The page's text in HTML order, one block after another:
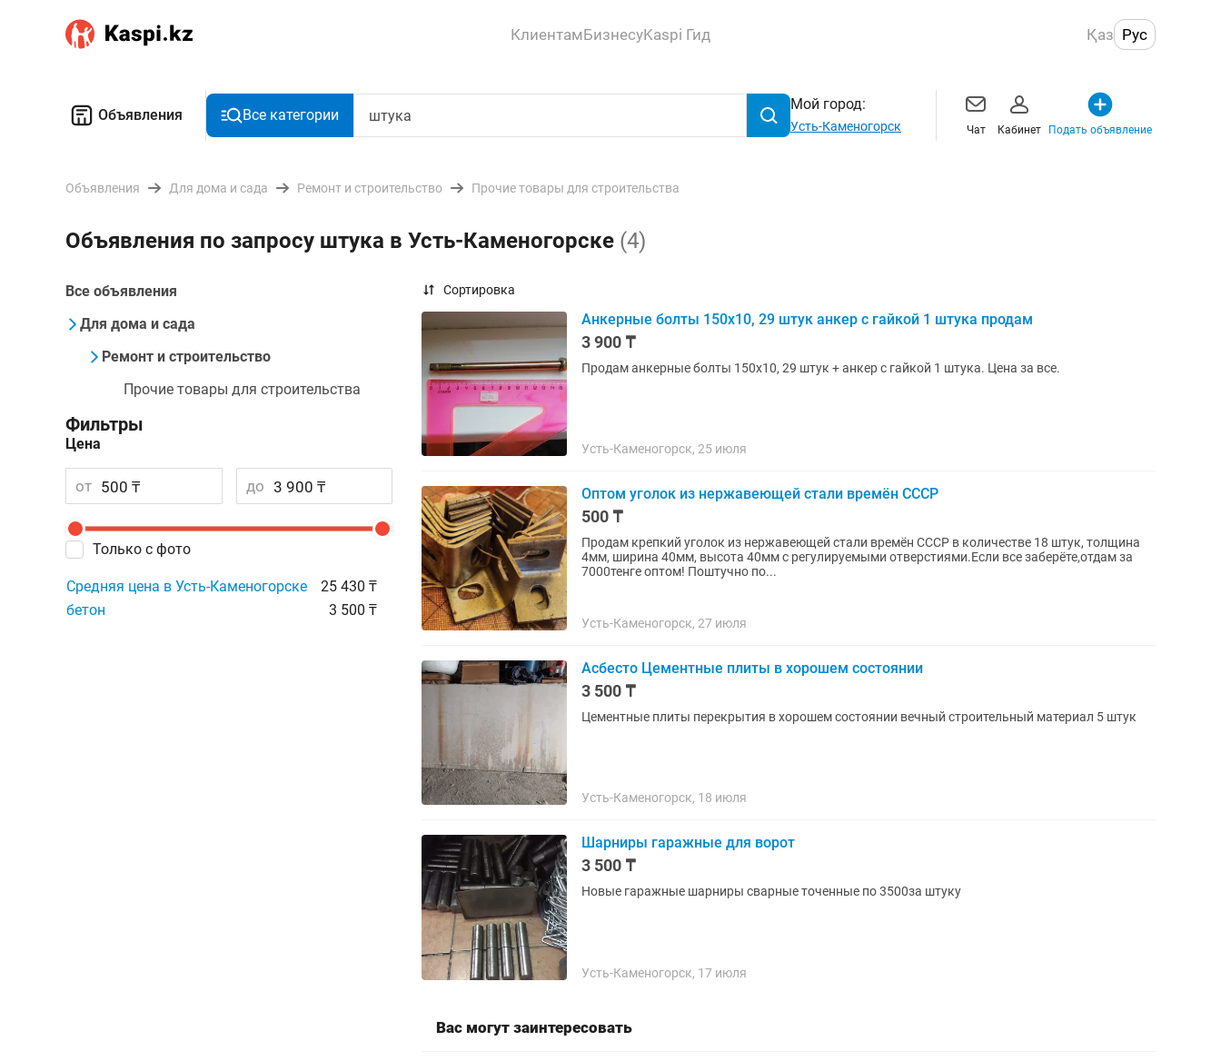
КлиентамБизнесуKaspi Гид Қаз Рус
Объявления Все категории
Мой город:
Усть-Каменогорск Чат Кабинет Подать объявление
Объявления Для дома и сада Ремонт и строительство Прочие товары для строительства
Объявления по запросу штука в Усть-Каменогорске (4)
Все объявления
Для дома и сада
Ремонт и строительство
Прочие товары для строительства
Фильтры
Цена
от до
Только с фото
Средняя цена в Усть-Каменогорске
25 430 ₸
бетон
3 500 ₸
Сортировка
Анкерные болты 150х10, 29 штук анкер с гайкой 1 штука продам
3 900 ₸
Продам анкерные болты 150х10, 29 штук + анкер с гайкой 1 штука. Цена за все.
Усть-Каменогорск, 25 июля
Оптом уголок из нержавеющей стали времён СССР
500 ₸
Продам крепкий уголок из нержавеющей стали времён СССР в количестве 18 штук, толщина
4мм, ширина 40мм, высота 40мм с регулируемыми отверстиями.Если все заберёте,отдам за
7000тенге оптом! Поштучно по...
Усть-Каменогорск, 27 июля
Асбесто Цементные плиты в хорошем состоянии
3 500 ₸
Цементные плиты перекрытия в хорошем состоянии вечный строительный материал 5 штук
Усть-Каменогорск, 18 июля
Шарниры гаражные для ворот
3 500 ₸
Новые гаражные шарниры сварные точенные по 3500за штуку
Усть-Каменогорск, 17 июля
Вас могут заинтересовать